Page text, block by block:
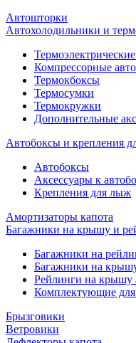
Автошторки
Автохолодильники и
Компрессорные
Термокбоксы
Термосумки
Термокружки
Дополнительные
Автобоксы и крепления
Автобоксы
Аксессуары к
Крепления для лыж
Амортизаторы капота
Багажники на крышу и
Багажники на
Багажники на
Рейлинги на крышу
Комплектующие для
Брызговики
Ветровики